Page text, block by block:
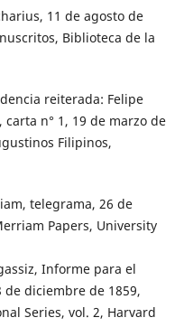
11 de agosto de
Biblioteca de la
reiterada: Felipe
carta n° 1, 19 de marzo de
Filipinos,
telegrama, 26 de
Papers, University
Informe para el
de diciembre de 1859,
Series, vol. 2, Harvard